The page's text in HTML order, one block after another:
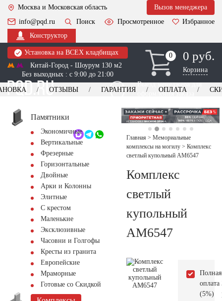
Москва и Московская область
Вызов менеджера
info@pqd.ru
Поиск Просмотренное
Избранное
Конструктор
Установка на ВСЕХ кладбищах
Китай-Город - Шоурум 130 м2
Без выходных : с 9:00 до 21:00
0
0 0 руб.
Корзина
Выезд менеджера для
оформления заказа
+7 (495) 518-44-23
Обратный звонок
ОТЗЫВЫ ГАРАНТИЯ ОПЛАТА
Памятники
Экономичные
Вертикальные
Фрезерные
Горизонтальные
Двойные
Арки и Колонны
Элитные
С крестом
Маленькие
Эксклюзивные
Часовни и Голгофы
Кресты из гранита
Европейские
Мраморные
Готовые со Скидкой
Главная > Мемориальные
комплексы на могилу > Комплекс
светлый купольный AM6547
Комплекс
светлый
купольный
AM6547
Полная
оплата
(5%)